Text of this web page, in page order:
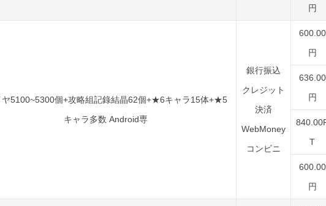
円
ヤ5100~5300個+攻略組記錄結晶62個+★6キャラ15体+★5
キャラ多数 Android専
銀行振込
クレジット
決済
WebMoney
コンビニ
600.00
円
636.00
円
T
600.00
円